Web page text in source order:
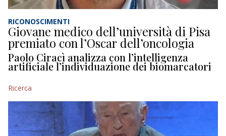
RICONOSCIMENTI
Giovane medico dell’università di Pisa
premiato con l’Oscar dell’oncologia
Paolo Ciracì analizza con l’intelligenza
artificiale l’individuazione dei biomarcatori
Ricerca